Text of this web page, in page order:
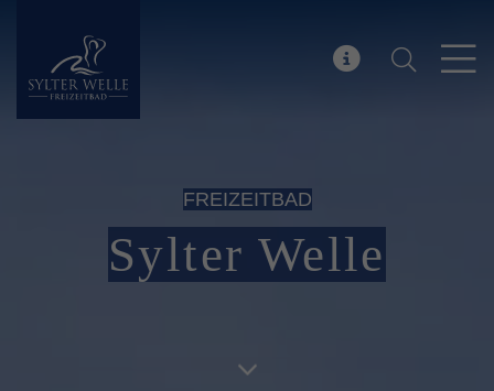
Sylter Welle Suchen
FREIZEITBAD
Sylter Welle